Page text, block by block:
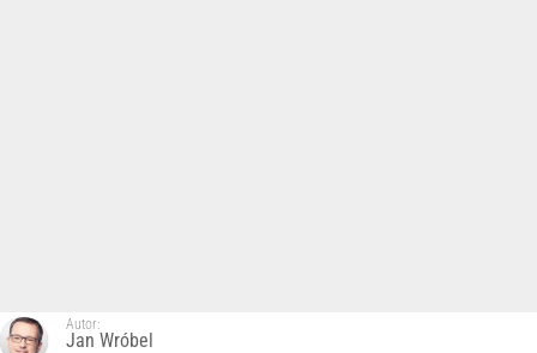
Autor:
Jan Wróbel